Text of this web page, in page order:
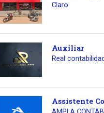
Claro
Auxiliar
Real
Assistente